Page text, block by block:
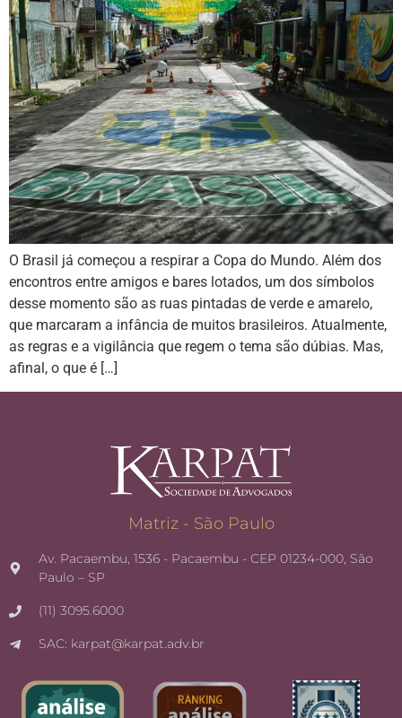
O Brasil já começou a respirar a Copa do Mundo. Além dos
encontros entre amigos e bares lotados, um dos símbolos
desse momento são as ruas pintadas de verde e amarelo,
que marcaram a infância de muitos brasileiros. Atualmente,
as regras e a vigilância que regem o tema são dúbias. Mas,
afinal, o que é […]
Matriz - São Paulo
Av. Pacaembu, 1536 - Pacaembu - CEP 01234-000, São
Paulo – SP
(11) 3095.6000
SAC: karpat@karpat.adv.br